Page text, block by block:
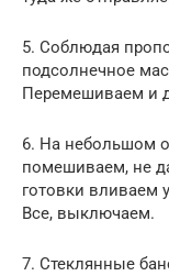
5. Соблюдая
подсолнечное
Перемешиваем и
6. На небольшом
помешиваем, не
готовки вливаем
Все, выключаем.
7. Стеклянные